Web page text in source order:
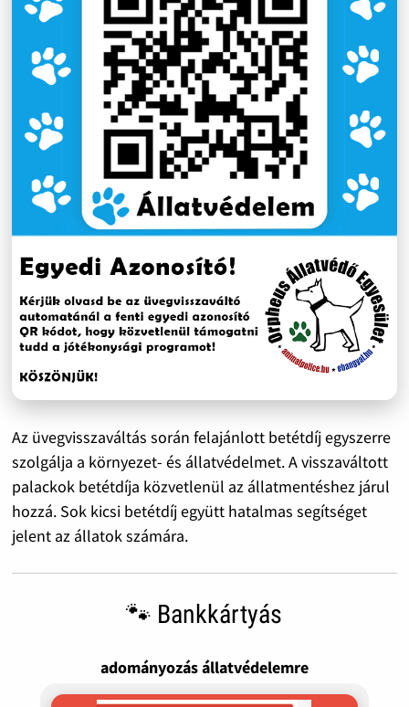
Az üvegvisszaváltás során felajánlott betétdíj egyszerre
szolgálja a környezet- és állatvédelmet. A visszaváltott
palackok betétdíja közvetlenül az állatmentéshez járul
hozzá. Sok kicsi betétdíj együtt hatalmas segítséget
jelent az állatok számára.
🐾 Bankkártyás
adományozás állatvédelemre